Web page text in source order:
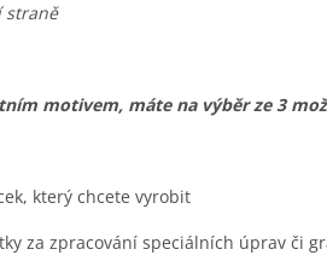
straně
motivem, máte na výběr ze 3
který chcete vyrobit
za zpracování speciálních úprav či